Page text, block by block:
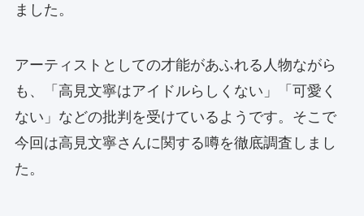
ました。
アーティストとしての才能があふれる人物ながら
も、「高見文寧はアイドルらしくない」「可愛く
ない」などの批判を受けているようです。そこで
今回は高見文寧さんに関する噂を徹底調査しまし
た。